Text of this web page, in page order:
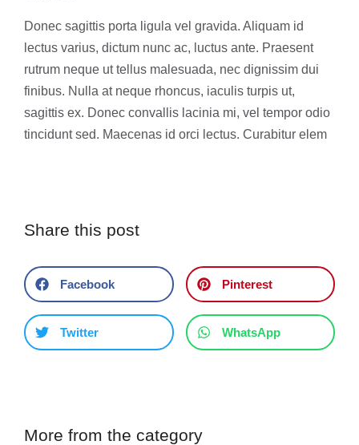
Donec sagittis porta ligula vel gravida. Aliquam id
lectus varius, dictum nunc ac, luctus ante. Praesent
rutrum neque ut tellus malesuada, nec dignissim dui
finibus. Nulla at neque rhoncus, iaculis turpis ut,
sagittis ex. Donec convallis lacinia mi, vel tempor odio
tincidunt sed. Maecenas id orci lectus. Curabitur elem
Share this post
Facebook Pinterest
Twitter WhatsApp
More from the category